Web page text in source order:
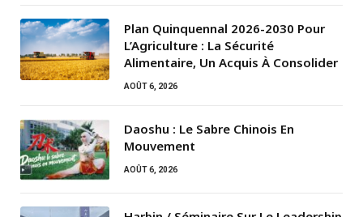
Plan Quinquennal 2026-2030 Pour
L’Agriculture : La Sécurité
Alimentaire, Un Acquis À Consolider
AOÛT 6, 2026
Daoshu : Le Sabre Chinois En
Mouvement
AOÛT 6, 2026